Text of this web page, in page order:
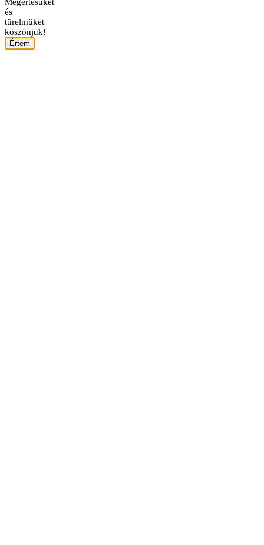
és
türelmüket
köszönjük!
Értem